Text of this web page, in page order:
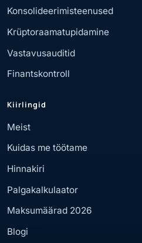
Konsolideerimisteenused
Krüptoraamatupidamine
Vastavusauditid
Finantskontroll
Kiirlingid
Meist
Kuidas me töötame
Hinnakiri
Palgakalkulaator
Maksumäärad 2026
Blogi